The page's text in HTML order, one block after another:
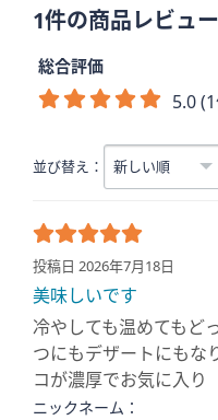
1件の商品レビュー
総合評価
5.0
並び替え：
投稿日 2026年7月18日
美味しいです
冷やしても温めてもど
つにもデザートにもな
コが濃厚でお気に入り
ニックネーム：